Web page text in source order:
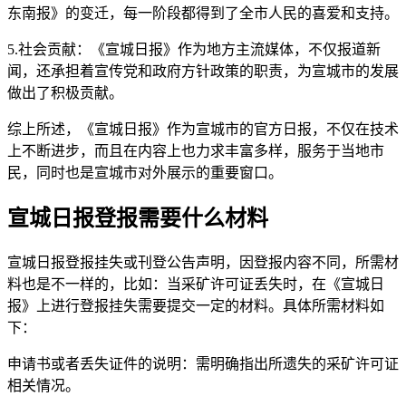
东南报》的变迁，每一阶段都得到了全市人民的喜爱和支持。
5.社会贡献：《宣城日报》作为地方主流媒体，不仅报道新
闻，还承担着宣传党和政府方针政策的职责，为宣城市的发展
做出了积极贡献。
综上所述，《宣城日报》作为宣城市的官方日报，不仅在技术
上不断进步，而且在内容上也力求丰富多样，服务于当地市
民，同时也是宣城市对外展示的重要窗口。
宣城日报登报需要什么材料
宣城日报登报挂失或刊登公告声明，因登报内容不同，所需材
料也是不一样的，比如：当采矿许可证丢失时，在《宣城日
报》上进行登报挂失需要提交一定的材料。具体所需材料如
下：
申请书或者丢失证件的说明：需明确指出所遗失的采矿许可证
相关情况。